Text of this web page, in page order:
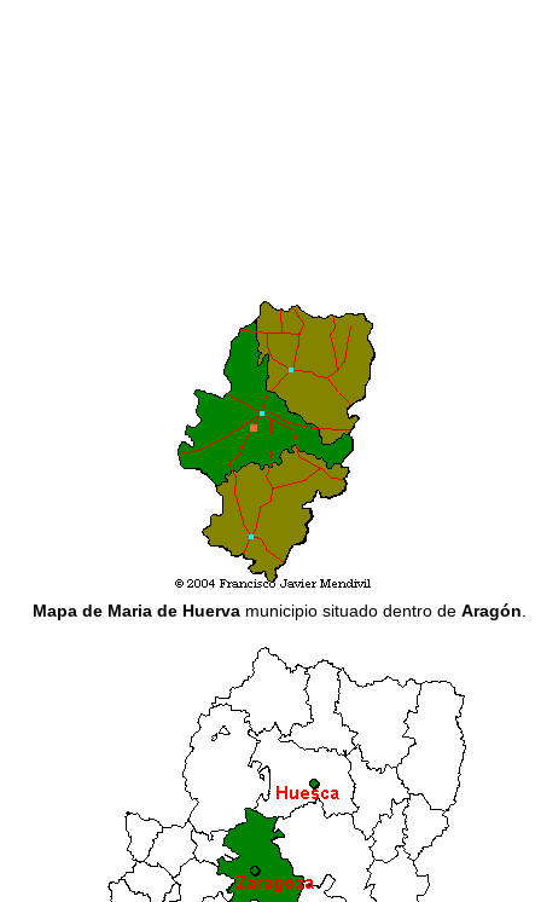
Mapa de Maria de Huervamunicipio situado dentro de Aragón